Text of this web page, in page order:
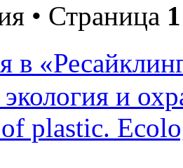
• Страница 1
в
экология и
plastic.